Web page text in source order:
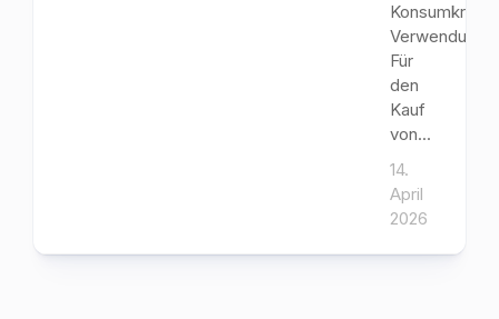
Für
den
Kauf
von...
14.
April
2026